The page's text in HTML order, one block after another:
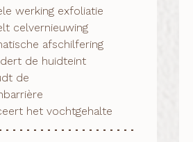
het vochtgehalte